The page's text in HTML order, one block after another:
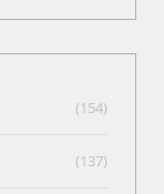
(154)
(137)